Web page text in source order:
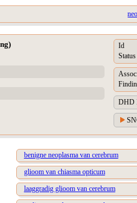
Id
Status
DHD
benigne neoplasma van cerebrum
glioom van chiasma opticum
laaggradig glioom van cerebrum